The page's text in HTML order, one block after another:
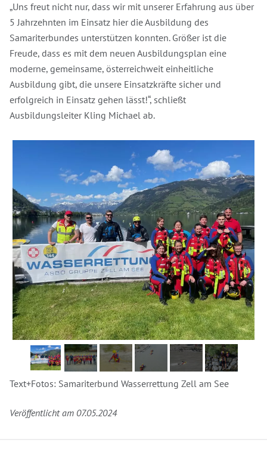
„Uns freut nicht nur, dass wir mit unserer Erfahrung aus über
5 Jahrzehnten im Einsatz hier die Ausbildung des
Samariterbundes unterstützen konnten. Größer ist die
Freude, dass es mit dem neuen Ausbildungsplan eine
moderne, gemeinsame, österreichweit einheitliche
Ausbildung gibt, die unsere Einsatzkräfte sicher und
erfolgreich in Einsatz gehen lässt!“, schließt
Ausbildungsleiter Kling Michael ab.
Text+Fotos: Samariterbund Wasserrettung Zell am See
Veröffentlicht am 07.05.2024